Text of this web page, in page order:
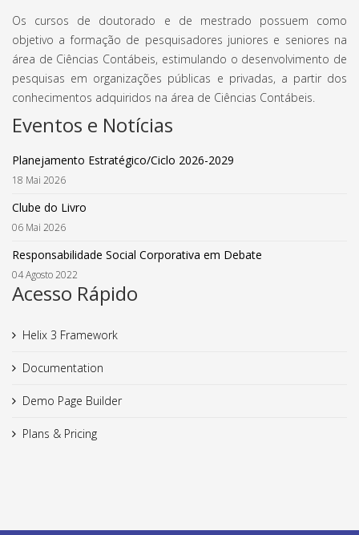
Os cursos de doutorado e de mestrado possuem como
objetivo a formação de pesquisadores juniores e seniores na
área de Ciências Contábeis, estimulando o desenvolvimento de
pesquisas em organizações públicas e privadas, a partir dos
conhecimentos adquiridos na área de Ciências Contábeis.
Eventos e Notícias
Planejamento Estratégico/Ciclo 2026-2029
18 Mai 2026
Clube do Livro
06 Mai 2026
Responsabilidade Social Corporativa em Debate
04 Agosto 2022
Acesso Rápido
Helix 3 Framework
Documentation
Demo Page Builder
Plans & Pricing